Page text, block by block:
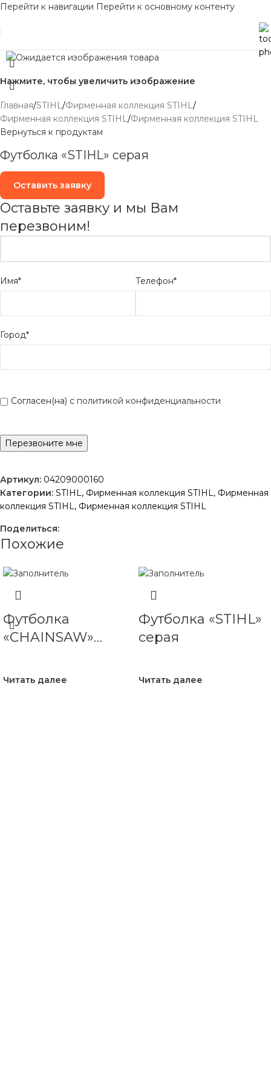
Перейти к навигации Перейти к основному контенту
Нажмите, чтобы увеличить изображение
Главная/STIHL/Фирменная коллекция STIHL/
Фирменная коллекция STIHL/Фирменная коллекция STIHL
Вернуться к продуктам
Футболка «STIHL» серая
Оставить заявку
Оставьте заявку и мы Вам
перезвоним!
Имя* Телефон*
Город*
Согласен(на) с политикой конфиденциальности
Артикул: 04209000160
Категории: STIHL, Фирменная коллекция STIHL, Фирменная
коллекция STIHL, Фирменная коллекция STIHL
Поделиться:
Похожие
Футболка
«CHAINSAW»
Читать далее
Футболка «STIHL»
серая
Читать далее